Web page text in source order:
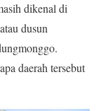
dikenal di
dusun
daerah tersebut